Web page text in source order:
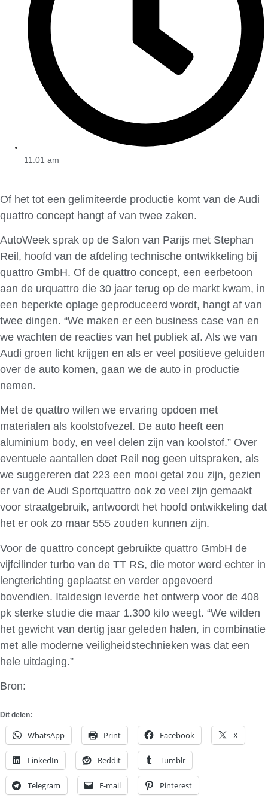
11:01 am
Of het tot een gelimiteerde productie komt van de Audi
quattro concept hangt af van twee zaken.
AutoWeek sprak op de Salon van Parijs met Stephan
Reil, hoofd van de afdeling technische ontwikkeling bij
quattro GmbH. Of de quattro concept, een eerbetoon
aan de urquattro die 30 jaar terug op de markt kwam, in
een beperkte oplage geproduceerd wordt, hangt af van
twee dingen. “We maken er een business case van en
we wachten de reacties van het publiek af. Als we van
Audi groen licht krijgen en als er veel positieve geluiden
over de auto komen, gaan we de auto in productie
nemen.
Met de quattro willen we ervaring opdoen met
materialen als koolstofvezel. De auto heeft een
aluminium body, en veel delen zijn van koolstof.” Over
eventuele aantallen doet Reil nog geen uitspraken, als
we suggereren dat 223 een mooi getal zou zijn, gezien
er van de Audi Sportquattro ook zo veel zijn gemaakt
voor straatgebruik, antwoordt het hoofd ontwikkeling dat
het er ook zo maar 555 zouden kunnen zijn.
Voor de quattro concept gebruikte quattro GmbH de
vijfcilinder turbo van de TT RS, die motor werd echter in
lengterichting geplaatst en verder opgevoerd
bovendien. Italdesign leverde het ontwerp voor de 408
pk sterke studie die maar 1.300 kilo weegt. “We wilden
het gewicht van dertig jaar geleden halen, in combinatie
met alle moderne veiligheidstechnieken was dat een
hele uitdaging.”
Bron:
Dit delen:
WhatsApp Print Facebook X
LinkedIn Reddit Tumblr
Telegram E-mail Pinterest